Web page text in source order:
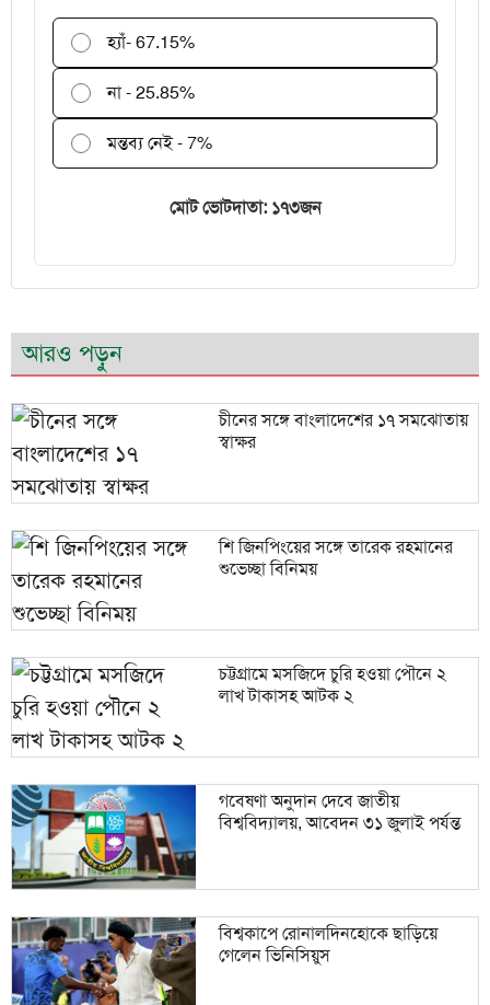
হ্যাঁ- 67.15%
না - 25.85%
মন্তব্য নেই - 7%
মোট ভোটদাতা: ১৭৩জন
আরও পড়ুন
চীনের সঙ্গে বাংলাদেশের ১৭ সমঝোতায়
স্বাক্ষর
শি জিনপিংয়ের সঙ্গে তারেক রহমানের
শুভেচ্ছা বিনিময়
চট্টগ্রামে মসজিদে চুরি হওয়া পৌনে ২
লাখ টাকাসহ আটক ২
গবেষণা অনুদান দেবে জাতীয়
বিশ্ববিদ্যালয়, আবেদন ৩১ জুলাই পর্যন্ত
বিশ্বকাপে রোনালদিনহোকে ছাড়িয়ে
গেলেন ভিনিসিয়ুস